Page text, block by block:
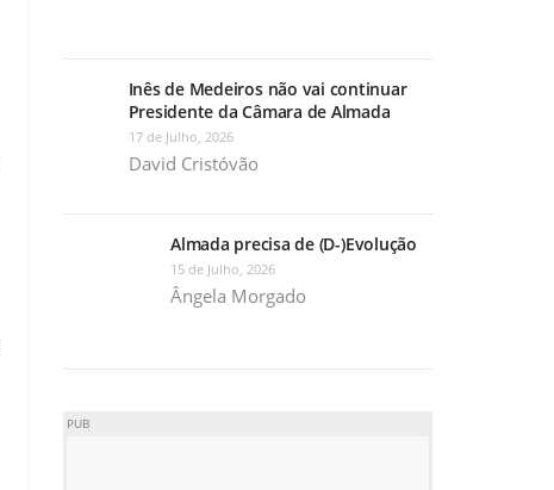
Inês de Medeiros não vai continuar
Presidente da Câmara de Almada
17 de Julho, 2026
David Cristóvão
Almada precisa de (D-)Evolução
15 de Julho, 2026
Ângela Morgado
PUB